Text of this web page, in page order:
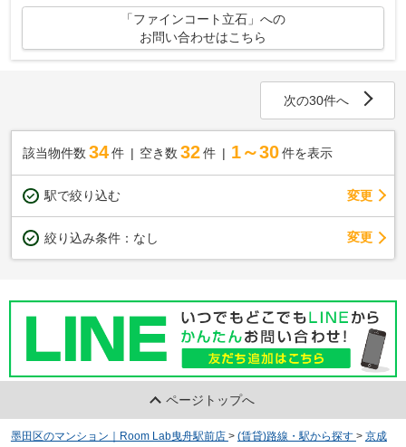
「ファインコート立石」への
お問い合わせはこちら
次の30件へ
該当物件数 34件 空き数 32 件 1～30 件を表示
駅で絞り込む 変更
絞り込み条件： なし 変更
ページトップへ
墨田区のマンション｜Room Lab曳舟駅前店 > (賃貸)路線・駅から探す > 京成